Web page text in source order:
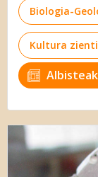
Biologia-
Kultura
Albisteak